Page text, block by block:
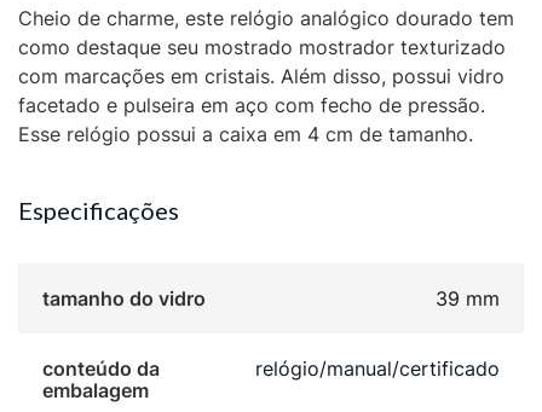
Cheio de charme, este relógio analógico dourado tem
como destaque seu mostrado mostrador texturizado
com marcações em cristais. Além disso, possui vidro
facetado e pulseira em aço com fecho de pressão.
Esse relógio possui a caixa em 4 cm de tamanho.
Especificações
tamanho do vidro 39 mm
conteúdo da
embalagem
relógio/manual/certificado